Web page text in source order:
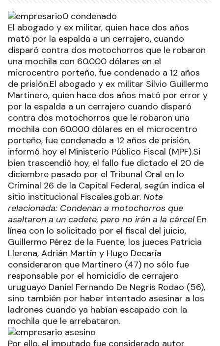
El abogado y ex militar, quien hace dos años
mató por la espalda a un cerrajero, cuando
disparó contra dos motochorros que le robaron
una mochila con 60.000 dólares en el
microcentro porteño, fue condenado a 12 años
de prisión.El abogado y ex militar Silvio Guillermo
Martinero, quien hace dos años mató por error y
por la espalda a un cerrajero cuando disparó
contra dos motochorros que le robaron una
mochila con 60.000 dólares en el microcentro
porteño, fue condenado a 12 años de prisión,
informó hoy el Ministerio Público Fiscal (MPF).Si
bien trascendió hoy, el fallo fue dictado el 20 de
diciembre pasado por el Tribunal Oral en lo
Criminal 26 de la Capital Federal, según indica el
sitio institucional Fiscales.gob.ar. Nota
relacionada: Condenan a motochorros que
asaltaron a un cadete, pero no irán a la cárcelEn
línea con lo solicitado por el fiscal del juicio,
Guillermo Pérez de la Fuente, los jueces Patricia
Llerena, Adrián Martín y Hugo Decaría
consideraron que Martinero (47) no sólo fue
responsable por el homicidio de cerrajero
uruguayo Daniel Fernando De Negris Rodao (56),
sino también por haber intentado asesinar a los
ladrones cuando ya habían escapado con la
mochila que le arrebataron.
Por ello, el imputado fue considerado autor